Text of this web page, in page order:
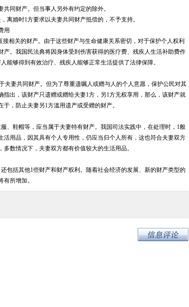
同财产。但当事人另外有约定的除外。
离婚时1方要求以夫妻共同财产抵偿的，不予支持。
用
相关的财产。由于这些财产与生命健康关系密切，对于保护个人权利
。我国民法典将因身体受到伤害获得的医疗费、残疾人生活补助费作
能够得到有效治疗、残疾人能够正常生活提供了法律保障。
夫妻共同财产。但为了尊重遗嘱人或赠与人的个人意愿，保护公民对其
出，该财产只遗赠或赠给夫妻1方，另1方无权享用，那么，该财产就
，防止夫妻另1方滥用遗产或受赠的财产。
、鞋帽等，应当属于夫妻特有财产。我国司法实践中，在处理时，1般
用品，因其具有个人专用性，仍应当归个人所有，这也符合夫妻双方
数情况下，夫妻双方都有价值较大的生活用品。
包括其他1些财产和财产权利。随着社会经济的发展、新的财产类型的
所增加。